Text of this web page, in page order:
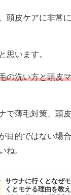
頭皮ケアに非常
思います。
の洗い方と頭皮
で薄毛対策、頭
目的ではない場
ね。
サウナに行くとなぜ
くとモテる理由を教え